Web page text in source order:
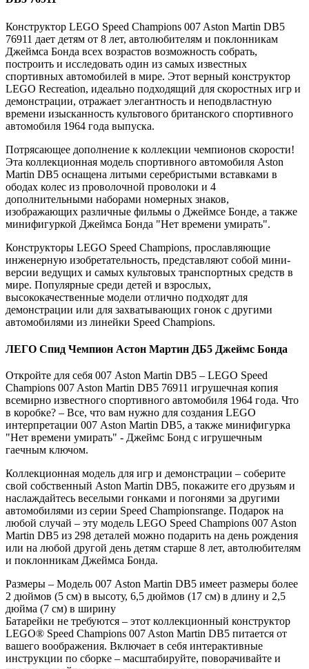
Конструктор LEGO Speed Champions 007 Aston Martin DB5
76911 дает детям от 8 лет, автолюбителям и поклонникам
Джеймса Бонда всех возрастов возможность собрать,
построить и исследовать один из самых известных
спортивных автомобилей в мире. Этот верный конструктор
LEGO Recreation, идеально подходящий для скоростных игр и
демонстрации, отражает элегантность и неподвластную
времени изысканность культового британского спортивного
автомобиля 1964 года выпуска.
Потрясающее дополнение к коллекции чемпионов скорости!
Эта коллекционная модель спортивного автомобиля Aston
Martin DB5 оснащена литыми серебристыми вставками в
ободах колес из проволочной проволоки и 4
дополнительными наборами номерных знаков,
изображающих различные фильмы о Джеймсе Бонде, а также
минифигуркой Джеймса Бонда "Нет времени умирать".
Конструкторы LEGO Speed Champions, прославляющие
инженерную изобретательность, представляют собой мини-
версии ведущих и самых культовых транспортных средств в
мире. Популярные среди детей и взрослых,
высококачественные модели отлично подходят для
демонстрации или для захватывающих гонок с другими
автомобилями из линейки Speed Champions.
ЛЕГО Спид Чемпион Астон Мартин ДБ5 Джеймс Бонда
Откройте для себя 007 Aston Martin DB5 – LEGO Speed
Champions 007 Aston Martin DB5 76911 игрушечная копия
всемирно известного спортивного автомобиля 1964 года. Что
в коробке? – Все, что вам нужно для создания LEGO
интерпретации 007 Aston Martin DB5, а также минифигурка
"Нет времени умирать" - Джеймс Бонд с игрушечным
гаечным ключом.
Коллекционная модель для игр и демонстрации – соберите
свой собственный Aston Martin DB5, покажите его друзьям и
наслаждайтесь веселыми гонками и погонями за другими
автомобилями из серии Speed Championsrange. Подарок на
любой случай – эту модель LEGO Speed Champions 007 Aston
Martin DB5 из 298 деталей можно подарить на день рождения
или на любой другой день детям старше 8 лет, автолюбителям
и поклонникам Джеймса Бонда.
Размеры – Модель 007 Aston Martin DB5 имеет размеры более
2 дюймов (5 см) в высоту, 6,5 дюймов (17 см) в длину и 2,5
дюйма (7 см) в ширину
Батарейки не требуются – этот коллекционный конструктор
LEGO® Speed Champions 007 Aston Martin DB5 питается от
вашего воображения. Включает в себя интерактивные
инструкции по сборке – масштабируйте, поворачивайте и